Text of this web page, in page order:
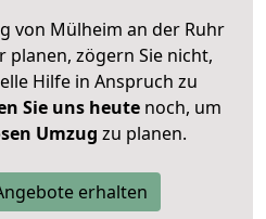
von Mülheim an der Ruhr
zögern Sie nicht,
Hilfe in Anspruch zu
Sie uns heutenoch, um
Umzug zu planen.
erhalten